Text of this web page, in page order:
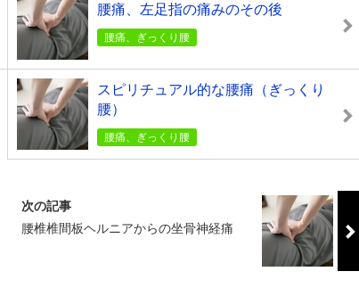
腰痛、左足指の痛みのその後
腰痛、ぎっくり腰
スピリチュアル的な腰痛（ぎっくり
腰）
腰痛、ぎっくり腰
次の記事
腰椎椎間板ヘルニアからの坐骨神経痛